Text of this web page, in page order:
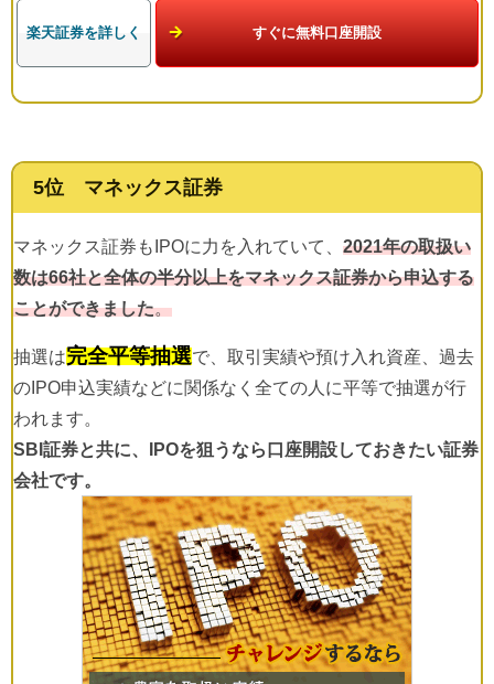
楽天証券を詳しく すぐに無料口座開設
5位 マネックス証券
マネックス証券もIPOに力を入れていて、 2021年の取扱い
数は66社と全体の半分以上をマネックス証券から申込する
ことができました。
抽選は完全平等抽選で、取引実績や預け入れ資産、過去
のIPO申込実績などに関係なく全ての人に平等で抽選が行
われます。
SBI証券と共に、IPOを狙うなら口座開設しておきたい証券
会社です。